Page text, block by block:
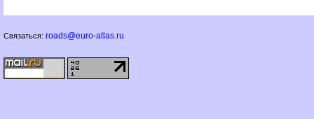
Связаться: roads@euro-atlas.ru